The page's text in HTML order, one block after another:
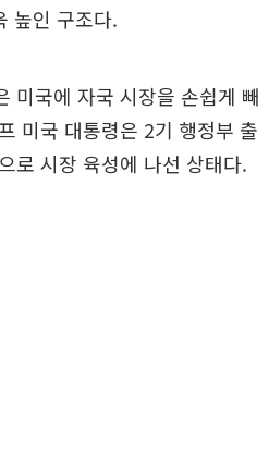
높인 구조다.
미국에 자국 시장을 손쉽게 빼
미국 대통령은 2기 행정부 출
로 시장 육성에 나선 상태다.